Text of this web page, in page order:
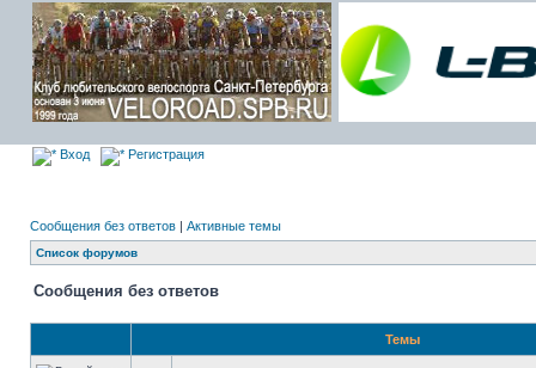
Вход Регистрация
Сообщения без ответов | Активные темы
Список форумов
Сообщения без ответов
Темы